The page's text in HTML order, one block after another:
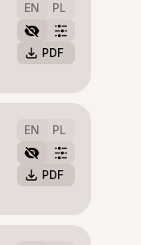
EN PL
PDF
EN PL
PDF